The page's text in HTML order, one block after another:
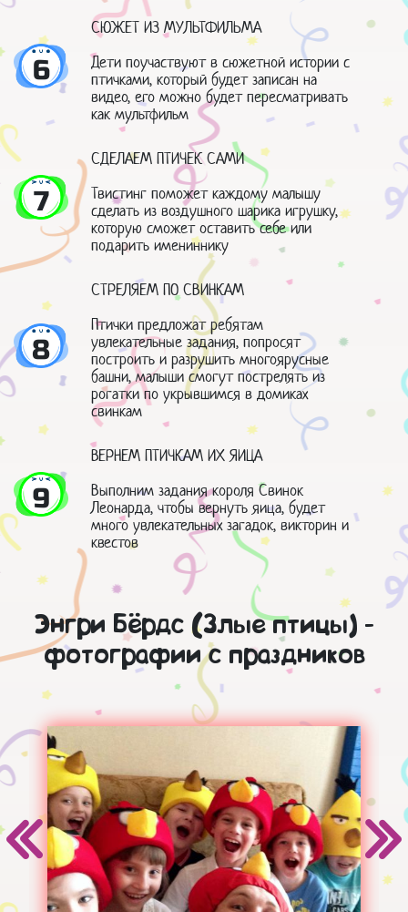
6
СЮЖЕТ ИЗ МУЛЬТФИЛЬМА
Дети поучаствуют в сюжетной истории с
птичками, который будет записан на
видео, его можно будет пересматривать
как мультфильм
7
СДЕЛАЕМ ПТИЧЕК САМИ
Твистинг поможет каждому малышу
сделать из воздушного шарика игрушку,
которую сможет оставить себе или
подарить имениннику
8
СТРЕЛЯЕМ ПО СВИНКАМ
Птички предложат ребятам
увлекательные задания, попросят
построить и разрушить многоярусные
башни, малыши смогут пострелять из
рогатки по укрывшимся в домиках
свинкам
9
ВЕРНЕМ ПТИЧКАМ ИХ ЯИЦА
Выполним задания короля Свинок
Леонарда, чтобы вернуть яица, будет
много увлекательных загадок, викторин и
квестов
Энгри Бёрдс (Злые птицы) -
фотографии с праздников